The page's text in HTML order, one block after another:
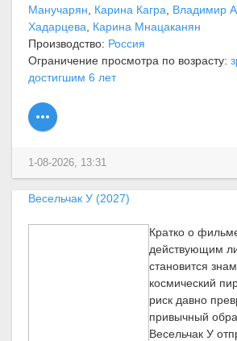
Манучарян
Карина Кагра Владимир
Хадарцева
Карина Мнацаканян
Производство: Россия
Ограничение просмотра по возрасту:
достигшим 6 лет
1-08-2026, 13:31
Весельчак У (2027)
Кратко о
действующим
становится
космический
риск давно
привычный
Весельчак У